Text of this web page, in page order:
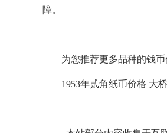
障。
为您推荐更多品种的钱币
1953年贰角纸币价格 大